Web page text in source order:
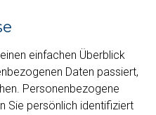
einfachen Überblick
Daten passiert,
Personenbezogene
Sie persönlich identifiziert